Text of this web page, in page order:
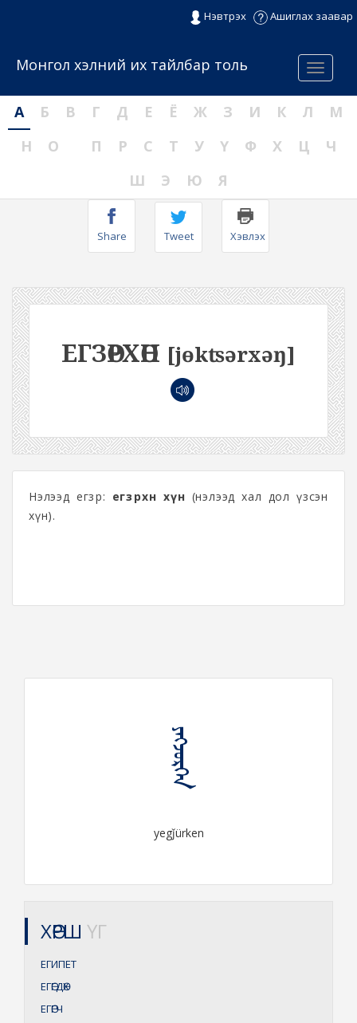
Нэвтрэх Ашиглах заавар
Menu
Монгол хэлний их тайлбар толь
А Б В Г Д Е Ё Ж З И К Л
М
Н
О П Р С Т У Ү Ф Х Ц
Ч
Ш
Э Ю Я
Share Tweet Хэвлэх
ЕГЗӨРХӨН [jɵkʦərxəŋ]
Нэлээд егзөр: егзөрхөн хүн (нэлээд хал дол үзсэн
хүн).
ᠶᠡᠭᠵᠦᠷᠬᠡᠨ
yegǰürken
ХӨРШ ҮГ
ЕГИПЕТ
ЕГӨГДӨХ
ЕГӨГЧ